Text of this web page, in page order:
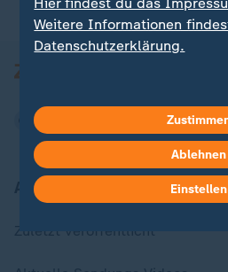
Aktuell bei ZDFheute
Zuletzt veröffentlicht
Weitere Informationen
Datenschutzerklärung.
Ablehnen
Einstellen